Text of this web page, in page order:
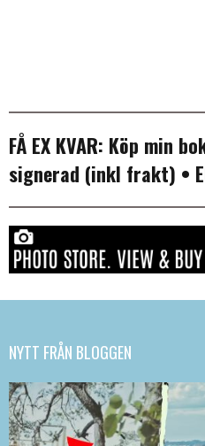
FÅ EX KVAR: Köp min
signerad (inkl frakt) •
NYTT FRÅN BLOGGEN